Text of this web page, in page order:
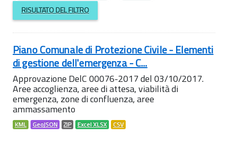
RISULTATO DEL FILTRO
Piano Comunale di Protezione Civile - Elementi
di gestione dell'emergenza - C...
Approvazione DelC 00076-2017 del 03/10/2017.
Aree accoglienza, aree di attesa, viabilità di
emergenza, zone di confluenza, aree
ammassamento
KML GeoJSON ZIP Excel XLSX CSV